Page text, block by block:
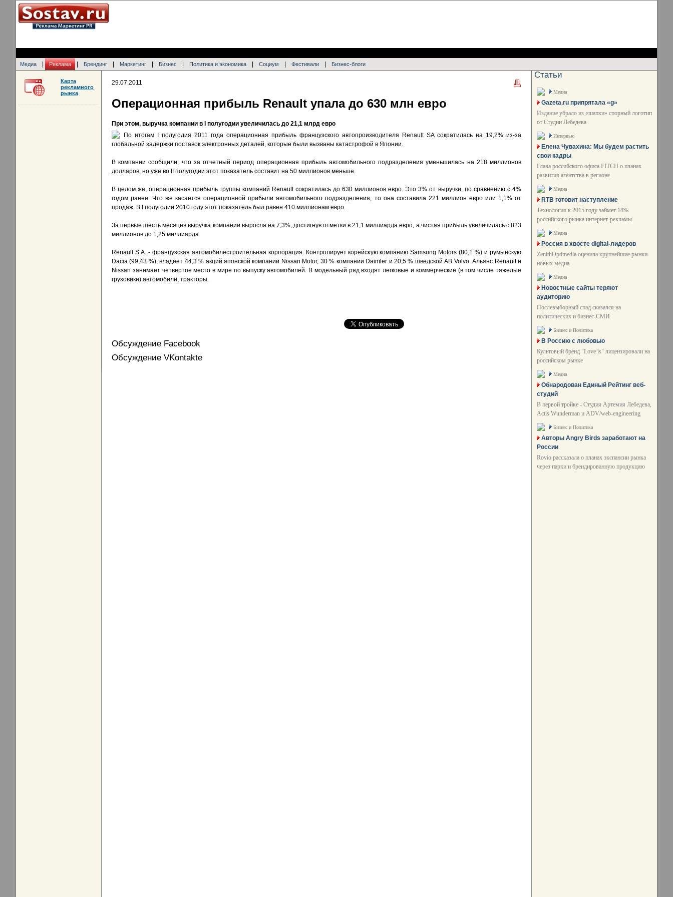
Медиа Реклама Брендинг Маркетинг Бизнес Политика и экономика Социум Фестивали Бизнес-блоги
29.07.2011
Операционная прибыль Renault упала до 630 млн евро
При этом, выручка компании в I полугодии увеличилась до 21,1 млрд евро
По итогам I полугодия 2011 года операционная прибыль французского автопроизводителя Renault SA сократилась на 19,2% из-за
глобальной задержки поставок электронных деталей, которые были вызваны катастрофой в Японии.
В компании сообщили, что за отчетный период операционная прибыль автомобильного подразделения уменьшилась на 218 миллионов
долларов, но уже во II полугодии этот показатель составит на 50 миллионов меньше.
В целом же, операционная прибыль группы компаний Renault сократилась до 630 миллионов евро. Это 3% от выручки, по сравнению с 4%
годом ранее. Что же касается операционной прибыли автомобильного подразделения, то она составила 221 миллион евро или 1,1% от
продаж. В I полугодии 2010 году этот показатель был равен 410 миллионам евро.
За первые шесть месяцев выручка компании выросла на 7,3%, достигнув отметки в 21,1 миллиарда евро, а чистая прибыль увеличилась с 823
миллионов до 1,25 миллиарда.
Renault S.A. - французская автомобилестроительная корпорация. Контролирует корейскую компанию Samsung Motors (80,1 %) и румынскую
Dacia (99,43 %), владеет 44,3 % акций японской компании Nissan Motor, 30 % компании Daimler и 20,5 % шведской AB Volvo. Альянс Renault и
Nissan занимает четвертое место в мире по выпуску автомобилей. В модельный ряд входят легковые и коммерческие (в том числе тяжелые
грузовики) автомобили, тракторы.
Обсуждение Facebook
Обсуждение VKontakte
Карта
рекламного
рынка
Статьи
Медиа
Gazeta.ru припрятала «g»
Издание убрало из «шапки» спорный логотип
от Студии Лебедева
Интервью
Елена Чувахина: Мы будем растить
свои кадры
Глава российского офиса FITCH о планах
развития агентства в регионе
Медиа
RTB готовит наступление
Технология к 2015 году займет 18%
российского рынка интернет-рекламы
Медиа
Россия в хвосте digital-лидеров
ZenithOptimedia оценила крупнейшие рынки
новых медиа
Медиа
Новостные сайты теряют
аудиторию
Послевыборный спад сказался на
политических и бизнес-СМИ
Бизнес и Политика
В Россию с любовью
Культовый бренд "Love is" лицензировали на
российском рынке
Медиа
Обнародован Единый Рейтинг веб-
студий
В первой тройке - Студия Артемия Лебедева,
Actis Wunderman и ADV/web-engineering
Бизнес и Политика
Авторы Angry Birds заработают на
России
Rovio рассказала о планах экспансии рынка
через парки и брендированную продукцию